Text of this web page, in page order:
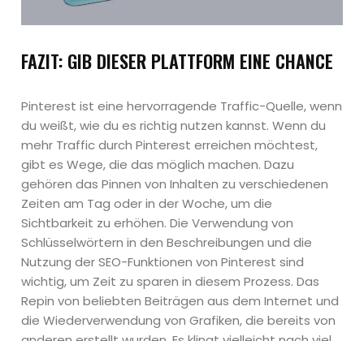
FAZIT: GIB DIESER PLATTFORM EINE CHANCE
Pinterest ist eine hervorragende Traffic-Quelle, wenn
du weißt, wie du es richtig nutzen kannst. Wenn du
mehr Traffic durch Pinterest erreichen möchtest,
gibt es Wege, die das möglich machen. Dazu
gehören das Pinnen von Inhalten zu verschiedenen
Zeiten am Tag oder in der Woche, um die
Sichtbarkeit zu erhöhen. Die Verwendung von
Schlüsselwörtern in den Beschreibungen und die
Nutzung der SEO-Funktionen von Pinterest sind
wichtig, um Zeit zu sparen in diesem Prozess. Das
Repin von beliebten Beiträgen aus dem Internet und
die Wiederverwendung von Grafiken, die bereits von